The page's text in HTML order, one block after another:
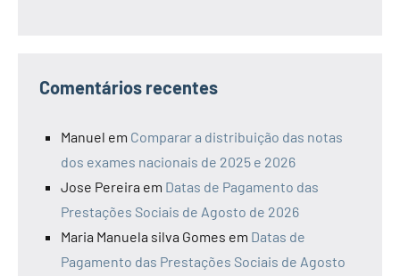
Comentários recentes
Manuel em Comparar a distribuição das notas
dos exames nacionais de 2025 e 2026
Jose Pereira em Datas de Pagamento das
Prestações Sociais de Agosto de 2026
Maria Manuela silva Gomes em Datas de
Pagamento das Prestações Sociais de Agosto